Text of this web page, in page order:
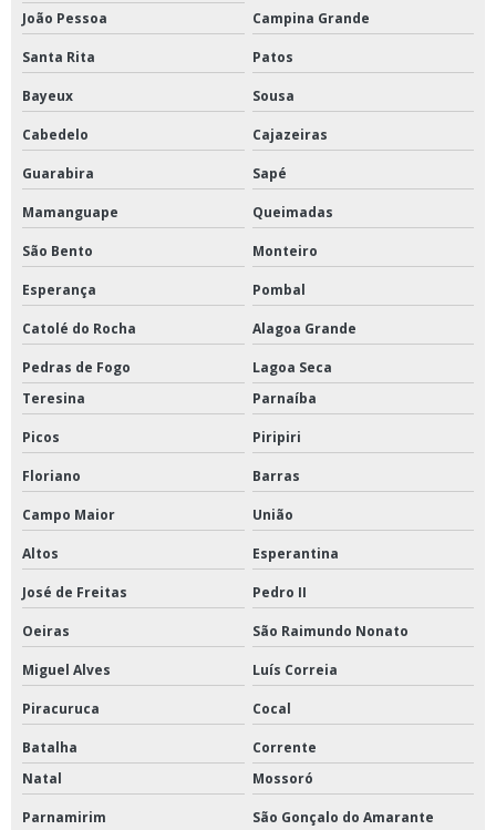
João Pessoa
Campina Grande
Santa Rita Patos
Bayeux Sousa
Cabedelo Cajazeiras
Guarabira Sapé
Mamanguape Queimadas
São Bento Monteiro
Esperança Pombal
Catolé do Rocha Alagoa Grande
Pedras de Fogo
Lagoa Seca
Teresina
Parnaíba
Picos Piripiri
Floriano Barras
Campo Maior União
Altos Esperantina
José de Freitas Pedro II
Oeiras São Raimundo Nonato
Miguel Alves Luís Correia
Piracuruca Cocal
Batalha
Corrente
Natal
Mossoró
Parnamirim São Gonçalo do Amarante